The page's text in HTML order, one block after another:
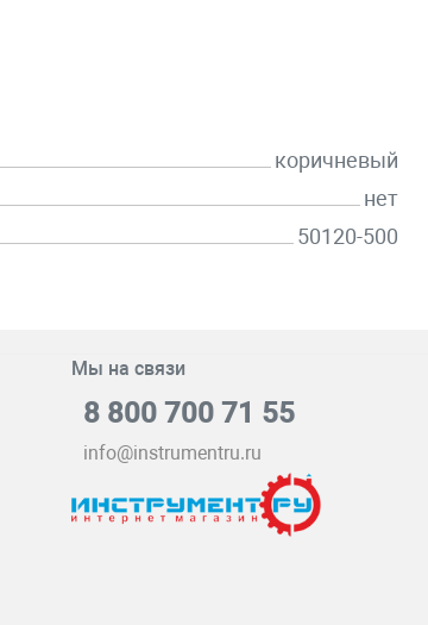
коричневый
нет
50120-500
Мы на связи
8 800 700 71 55
info@instrumentru.ru